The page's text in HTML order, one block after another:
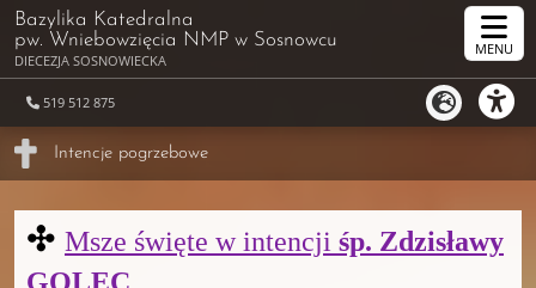
519 512 875
Bazylika Katedralna
pw. Wniebowzięcia NMP w Sosnowcu
DIECEZJA SOSNOWIECKA
MENU
Intencje pogrzebowe
✣ Msze święte w intencji śp. Zdzisławy